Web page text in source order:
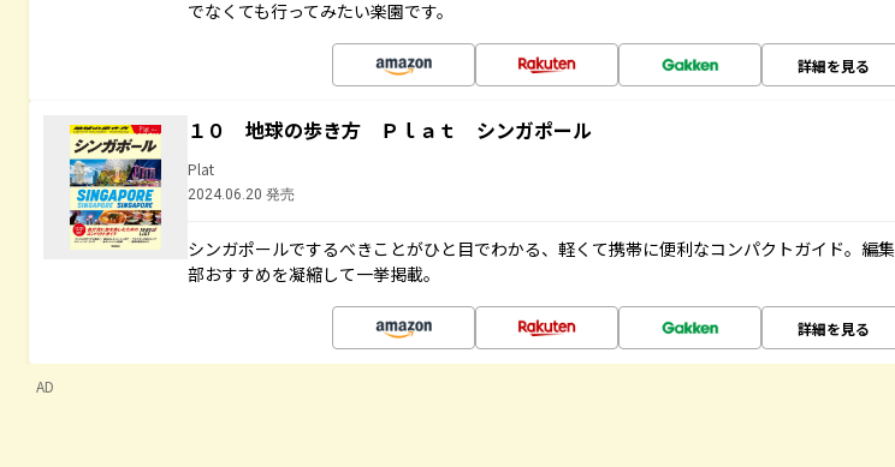
でなくても行ってみたい楽園です。
詳細を見る
１０ 地球の歩き方 Ｐｌａｔ シンガポール
Plat
2024.06.20 発売
シンガポールでするべきことがひと目でわかる、軽くて携帯に便利なコンパクトガイド。編集
部おすすめを凝縮して一挙掲載。
詳細を見る
AD